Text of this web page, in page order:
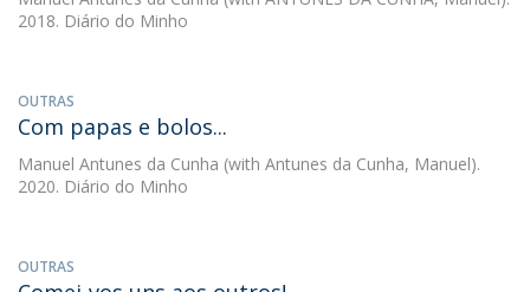
2018. Diário do Minho
OUTRAS
Com papas e bolos...
Manuel Antunes da Cunha (with Antunes da Cunha, Manuel).
2020. Diário do Minho
OUTRAS